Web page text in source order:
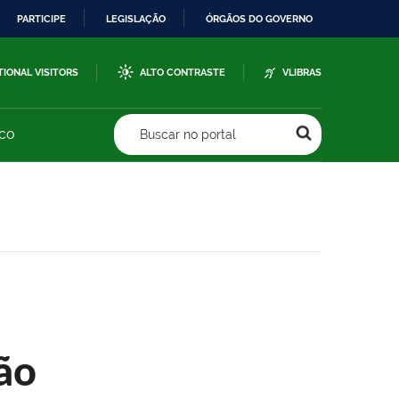
PARTICIPE LEGISLAÇÃO ÓRGÃOS DO GOVERNO
VISITORS ALTO CONTRASTE VLIBRAS
Buscar no portal